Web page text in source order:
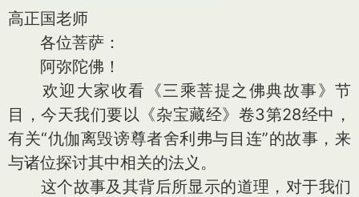
高正国老师
各位菩萨：
阿弥陀佛！
欢迎大家收看《三乘菩提之佛典故事》节
目，今天我们要以《杂宝藏经》卷3第28经中，
有关“仇伽离毁谤尊者舍利弗与目连”的故事，来
与诸位探讨其中相关的法义。
这个故事及其背后所显示的道理，对于我们